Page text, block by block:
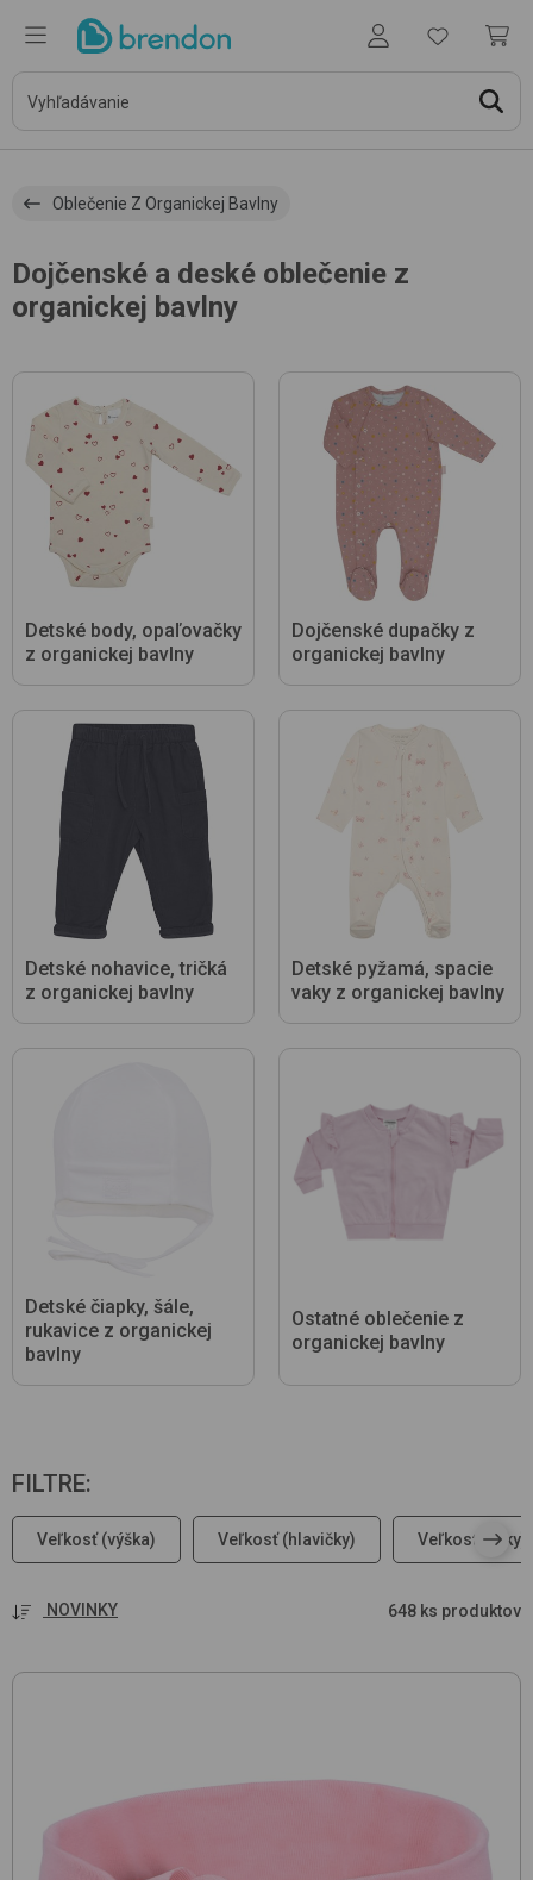
Oblečenie Z Organickej Bavlny
Dojčenské a deské oblečenie z
organickej bavlny
Detské body, opaľovačky
z organickej bavlny
Dojčenské dupačky z
organickej bavlny
Detské nohavice, tričká
z organickej bavlny
Detské pyžamá, spacie
vaky z organickej bavlny
Detské čiapky, šále,
rukavice z organickej
bavlny
Ostatné oblečenie z
organickej bavlny
FILTRE:
Veľkosť (výška) Veľkosť (hlavičky) Veľkosť (ruky)
NOVINKY 648 ks produktov